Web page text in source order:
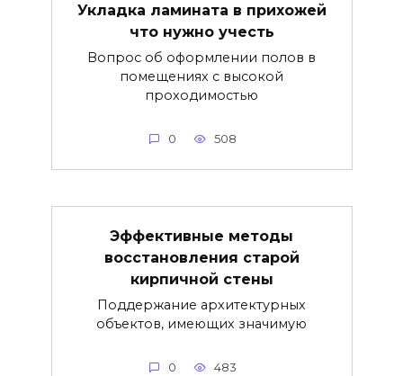
Укладка ламината в прихожей
что нужно учесть
Вопрос об оформлении полов в
помещениях с высокой
проходимостью
0 508
Эффективные методы
восстановления старой
кирпичной стены
Поддержание архитектурных
объектов, имеющих значимую
0 483